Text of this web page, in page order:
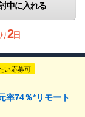
中に入れる
2日
い応募可
率74％*リモート